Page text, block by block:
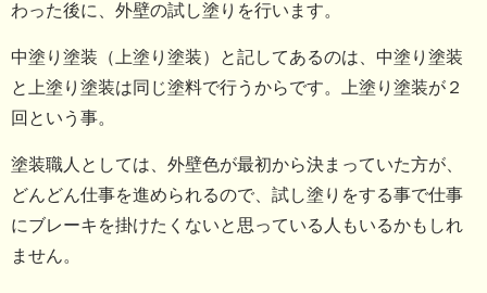
わった後に、外壁の試し塗りを行います。
中塗り塗装（上塗り塗装）と記してあるのは、中塗り塗装
と上塗り塗装は同じ塗料で行うからです。上塗り塗装が２
回という事。
塗装職人としては、外壁色が最初から決まっていた方が、
どんどん仕事を進められるので、試し塗りをする事で仕事
にブレーキを掛けたくないと思っている人もいるかもしれ
ません。